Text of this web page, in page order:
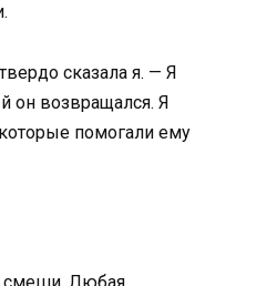
сказала я. — Я
он возвращался. Я
помогали ему